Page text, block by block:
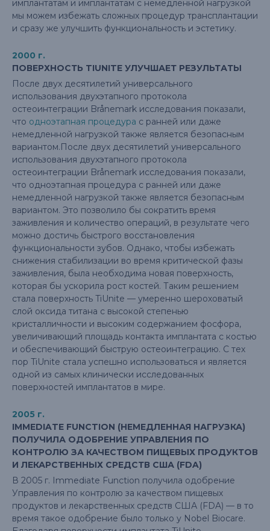
имплантатам и имплантатам с немедленной нагрузкой
мы можем избежать сложных процедур трансплантации
и сразу же улучшить функциональность и эстетику.
2000 г.
ПОВЕРХНОСТЬ TIUNITE УЛУЧШАЕТ РЕЗУЛЬТАТЫ
После двух десятилетий универсального
использования двухэтапного протокола
остеоинтеграции Brånemark исследования показали,
что одноэтапная процедура с ранней или даже
немедленной нагрузкой также является безопасным
вариантом.После двух десятилетий универсального
использования двухэтапного протокола
остеоинтеграции Brånemark исследования показали,
что одноэтапная процедура с ранней или даже
немедленной нагрузкой также является безопасным
вариантом. Это позволило бы сократить время
заживления и количество операций, в результате чего
можно достичь быстрого восстановления
функциональности зубов. Однако, чтобы избежать
снижения стабилизации во время критической фазы
заживления, была необходима новая поверхность,
которая бы ускорила рост костей. Таким решением
стала поверхность TiUnite — умеренно шероховатый
слой оксида титана с высокой степенью
кристалличности и высоким содержанием фосфора,
увеличивающий площадь контакта имплантата с костью
и обеспечивающий быструю остеоинтеграцию. С тех
пор TiUnite стала успешно использоваться и является
одной из самых клинически исследованных
поверхностей имплантатов в мире.
2005 г.
IMMEDIATE FUNCTION (НЕМЕДЛЕННАЯ НАГРУЗКА)
ПОЛУЧИЛА ОДОБРЕНИЕ УПРАВЛЕНИЯ ПО
КОНТРОЛЮ ЗА КАЧЕСТВОМ ПИЩЕВЫХ ПРОДУКТОВ
И ЛЕКАРСТВЕННЫХ СРЕДСТВ США (FDA)
В 2005 г. Immediate Function получила одобрение
Управления по контролю за качеством пищевых
продуктов и лекарственных средств США (FDA) — в то
время такое одобрение было только у Nobel Biocare.